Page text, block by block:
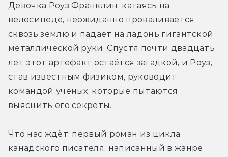
Девочка Роуз Франклин, катаясь на
велосипеде, неожиданно проваливается
сквозь землю и падает на ладонь гигантской
металлической руки. Спустя почти двадцать
лет этот артефакт остаётся загадкой, и Роуз,
став известным физиком, руководит
командой учёных, которые пытаются
выяснить его секреты.
Что нас ждёт: первый роман из цикла
канадского писателя, написанный в жанре